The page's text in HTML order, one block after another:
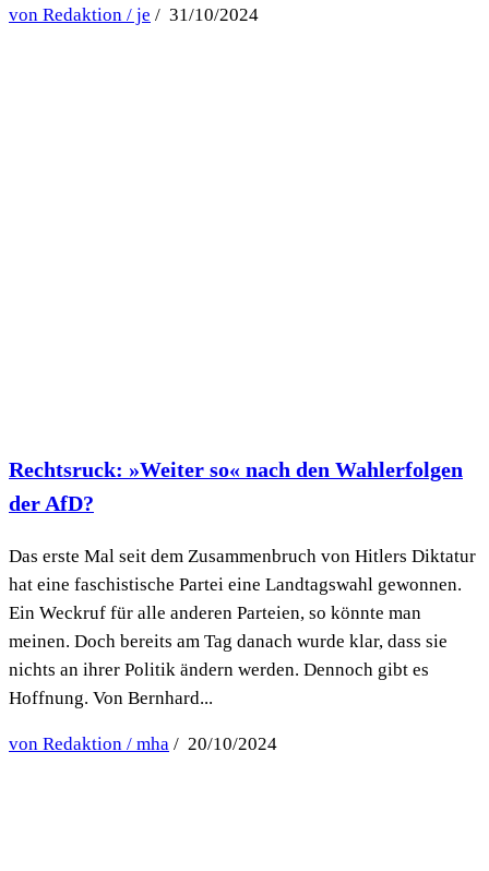
von Redaktion / je / 31/10/2024
Rechtsruck: »Weiter so« nach den Wahlerfolgen
der AfD?
Das erste Mal seit dem Zusammenbruch von Hitlers Diktatur
hat eine faschistische Partei eine Landtagswahl gewonnen.
Ein Weckruf für alle anderen Parteien, so könnte man
meinen. Doch bereits am Tag danach wurde klar, dass sie
nichts an ihrer Politik ändern werden. Dennoch gibt es
Hoffnung. Von Bernhard...
von Redaktion / mha / 20/10/2024